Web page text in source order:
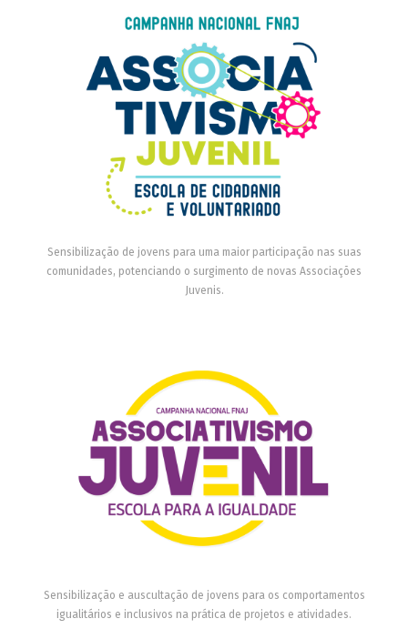
Sensibilização de jovens para uma maior participação nas suas
comunidades, potenciando o surgimento de novas Associações
Juvenis.
Sensibilização e auscultação de jovens para os comportamentos
igualitários e inclusivos na prática de projetos e atividades.